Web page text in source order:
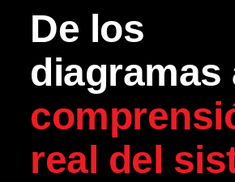
De los
diagramas
real del